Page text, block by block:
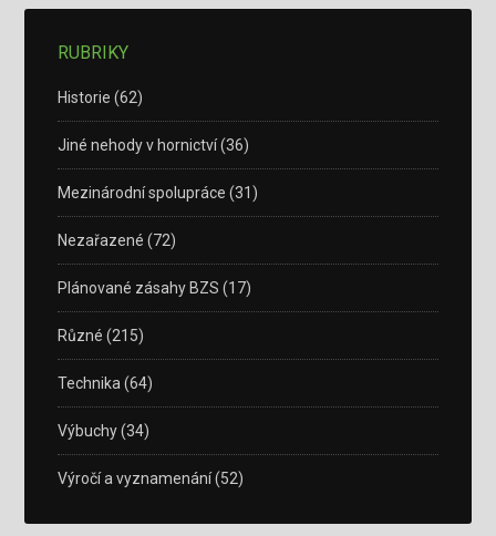
RUBRIKY
Historie (62)
Jiné nehody v hornictví(36)
Mezinárodní spolupráce (31)
Nezařazené (72)
Plánované zásahy BZS (17)
Různé (215)
Technika (64)
Výbuchy(34)
Výročí a vyznamenání(52)